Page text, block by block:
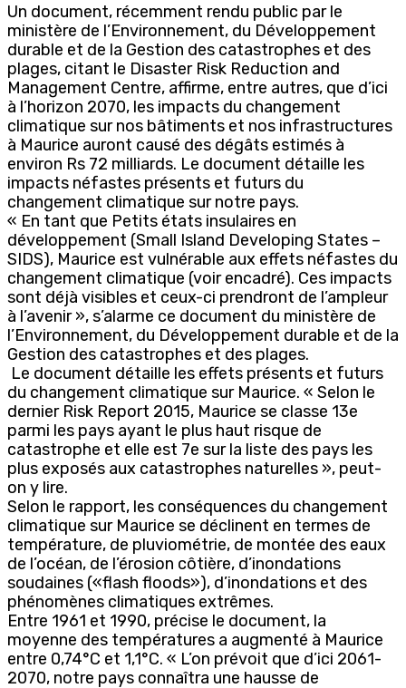
Un document, récemment rendu public par le
ministère de l’Environnement, du Développement
durable et de la Gestion des catastrophes et des
plages, citant le Disaster Risk Reduction and
Management Centre, affirme, entre autres, que d’ici
à l’horizon 2070, les impacts du changement
climatique sur nos bâtiments et nos infrastructures
à Maurice auront causé des dégâts estimés à
environ Rs 72 milliards. Le document détaille les
impacts néfastes présents et futurs du
changement climatique sur notre pays.
« En tant que Petits états insulaires en
développement (Small Island Developing States –
SIDS), Maurice est vulnérable aux effets néfastes du
changement climatique (voir encadré). Ces impacts
sont déjà visibles et ceux-ci prendront de l’ampleur
à l’avenir », s’alarme ce document du ministère de
l’Environnement, du Développement durable et de la
Gestion des catastrophes et des plages.
Le document détaille les effets présents et futurs
du changement climatique sur Maurice. « Selon le
dernier Risk Report 2015, Maurice se classe 13e
parmi les pays ayant le plus haut risque de
catastrophe et elle est 7e sur la liste des pays les
plus exposés aux catastrophes naturelles », peut-
on y lire.
Selon le rapport, les conséquences du changement
climatique sur Maurice se déclinent en termes de
température, de pluviométrie, de montée des eaux
de l’océan, de l’érosion côtière, d’inondations
soudaines («flash floods»), d’inondations et des
phénomènes climatiques extrêmes.
Entre 1961 et 1990, précise le document, la
moyenne des températures a augmenté à Maurice
entre 0,74°C et 1,1°C. « L’on prévoit que d’ici 2061-
2070, notre pays connaîtra une hausse de